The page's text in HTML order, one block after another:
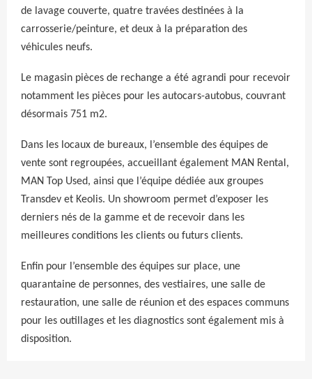
de lavage couverte, quatre travées destinées à la
carrosserie/peinture, et deux à la préparation des
véhicules neufs.
Le magasin pièces de rechange a été agrandi pour recevoir
notamment les pièces pour les autocars-autobus, couvrant
désormais 751 m2.
Dans les locaux de bureaux, l’ensemble des équipes de
vente sont regroupées, accueillant également MAN Rental,
MAN Top Used, ainsi que l’équipe dédiée aux groupes
Transdev et Keolis. Un showroom permet d’exposer les
derniers nés de la gamme et de recevoir dans les
meilleures conditions les clients ou futurs clients.
Enfin pour l’ensemble des équipes sur place, une
quarantaine de personnes, des vestiaires, une salle de
restauration, une salle de réunion et des espaces communs
pour les outillages et les diagnostics sont également mis à
disposition.